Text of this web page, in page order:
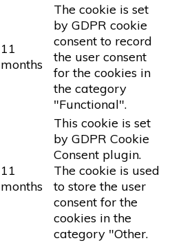
11
months
The cookie is set
by GDPR cookie
consent to record
the user consent
for the cookies in
the category
"Functional".
11
months
This cookie is set
by GDPR Cookie
Consent plugin.
The cookie is used
to store the user
consent for the
cookies in the
category "Other.